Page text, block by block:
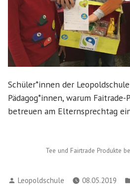
Schüler*innen der
Pädagog*innen, warum
betreuen am Elternsprechtag
Tee und Fairtrade Produkte
Verfasst
Leopoldschule 08.05.2019